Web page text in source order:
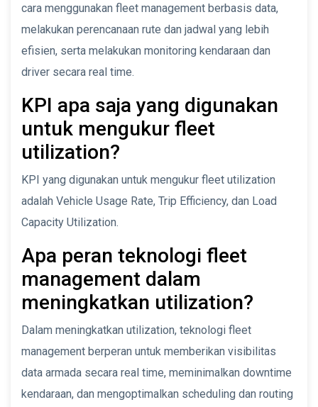
cara menggunakan fleet management berbasis data,
melakukan perencanaan rute dan jadwal yang lebih
efisien, serta melakukan monitoring kendaraan dan
driver secara real time.
KPI apa saja yang digunakan
untuk mengukur fleet
utilization?
KPI yang digunakan untuk mengukur fleet utilization
adalah Vehicle Usage Rate, Trip Efficiency, dan Load
Capacity Utilization.
Apa peran teknologi fleet
management dalam
meningkatkan utilization?
Dalam meningkatkan utilization, teknologi fleet
management berperan untuk memberikan visibilitas
data armada secara real time, meminimalkan downtime
kendaraan, dan mengoptimalkan scheduling dan routing